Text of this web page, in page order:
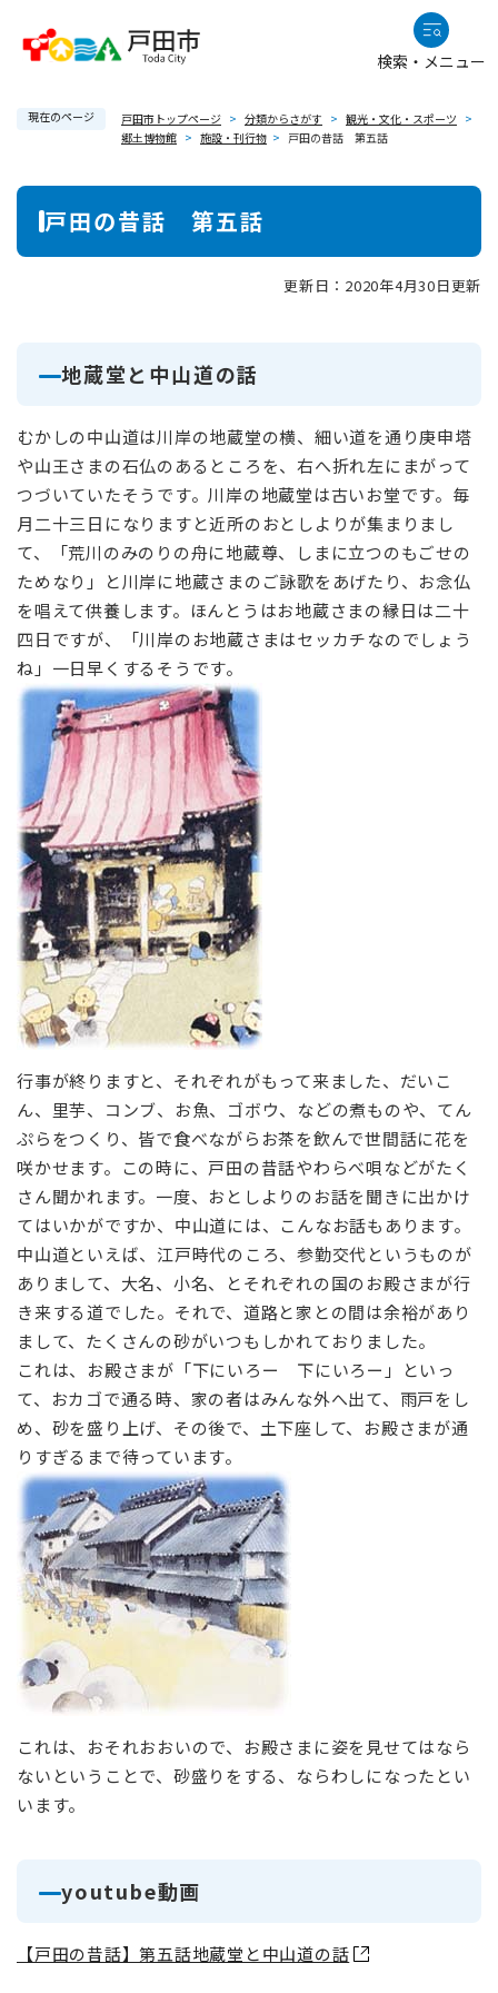
検索・メニュー
現在のページ 戸田市トップページ > 分類からさがす > 観光・文化・スポーツ >
郷土博物館 > 施設・刊行物 > 戸田の昔話 第五話
本
戸田の昔話 第五話
更新日：2020年4月30日更新
地蔵堂と中山道の話
むかしの中山道は川岸の地蔵堂の横、細い道を通り庚申塔
や山王さまの石仏のあるところを、右へ折れ左にまがって
つづいていたそうです。川岸の地蔵堂は古いお堂です。毎
月二十三日になりますと近所のおとしよりが集まりまし
て、「荒川のみのりの舟に地蔵尊、しまに立つのもごせの
ためなり」と川岸に地蔵さまのご詠歌をあげたり、お念仏
を唱えて供養します。ほんとうはお地蔵さまの縁日は二十
四日ですが、「川岸のお地蔵さまはセッカチなのでしょう
ね」一日早くするそうです。
行事が終りますと、それぞれがもって来ました、だいこ
ん、里芋、コンブ、お魚、ゴボウ、などの煮ものや、てん
ぷらをつくり、皆で食べながらお茶を飲んで世間話に花を
咲かせます。この時に、戸田の昔話やわらべ唄などがたく
さん聞かれます。一度、おとしよりのお話を聞きに出かけ
てはいかがですか、中山道には、こんなお話もあります。
中山道といえば、江戸時代のころ、参勤交代というものが
ありまして、大名、小名、とそれぞれの国のお殿さまが行
き来する道でした。それで、道路と家との間は余裕があり
まして、たくさんの砂がいつもしかれておりました。
これは、お殿さまが「下にいろー 下にいろー」といっ
て、おカゴで通る時、家の者はみんな外へ出て、雨戸をし
め、砂を盛り上げ、その後で、土下座して、お殿さまが通
りすぎるまで待っています。
これは、おそれおおいので、お殿さまに姿を見せてはなら
ないということで、砂盛りをする、ならわしになったとい
います。
youtube動画
【戸田の昔話】第五話地蔵堂と中山道の話